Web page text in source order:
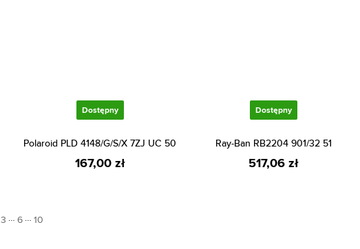
Dostępny
Polaroid PLD 4148/G/S/X 7ZJ UC 50
167,00 zł
Dostępny
Ray-Ban RB2204 901/32 51
517,06 zł
3 … 6 … 10